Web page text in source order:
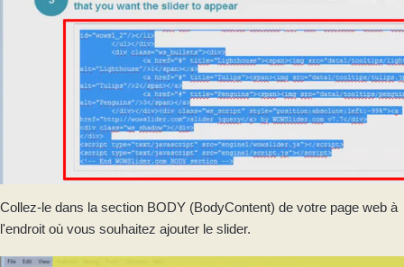
Collez-le dans la section BODY (BodyContent) de votre page web à
l'endroit où vous souhaitez ajouter le slider.